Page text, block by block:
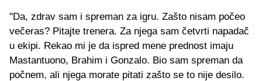
"Da, zdrav sam i spreman za igru. Zašto nisam počeo
večeras? Pitajte trenera. Za njega sam četvrti napadač
u ekipi. Rekao mi je da ispred mene prednost imaju
Mastantuono, Brahim i Gonzalo. Bio sam spreman da
počnem, ali njega morate pitati zašto se to nije desilo.